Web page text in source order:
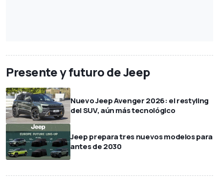
Presente y futuro de Jeep
Nuevo Jeep Avenger 2026: el restyling
del SUV, aún más tecnológico
Jeep prepara tres nuevos modelos para
antes de 2030